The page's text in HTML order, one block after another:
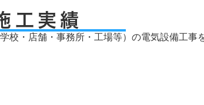
工実績
校・店舗・事務所・工場等）の電気設備工事